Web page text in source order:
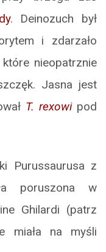
. Deinozuch był
i zdarzało
nieopatrznie
Jasna jest
T. rexowipod
Purussaurusa z
poruszona w
Ghilardi (patrz
miała na myśli